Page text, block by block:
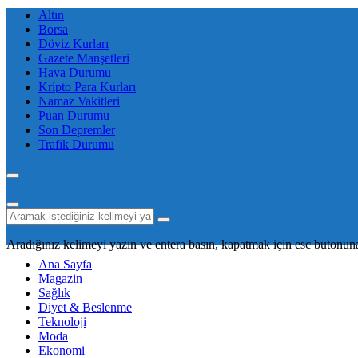
Altın
Borsa
Döviz Kurları
Gazete Manşetleri
Hava Durumu
Kripto Para Kurları
Namaz Vakitleri
Puan Durumu
Son Depremler
Trafik Durumu
Aradığınız kelimeyi yazın ve entera basın, kapatmak için esc
Ana Sayfa
Magazin
Sağlık
Diyet & Beslenme
Teknoloji
Moda
Ekonomi